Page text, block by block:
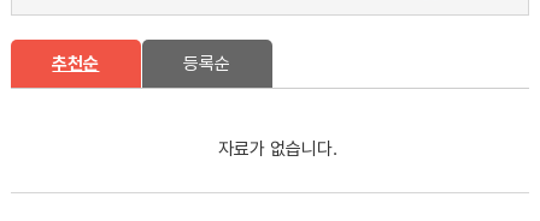
추천순 등록순
자료가 없습니다.